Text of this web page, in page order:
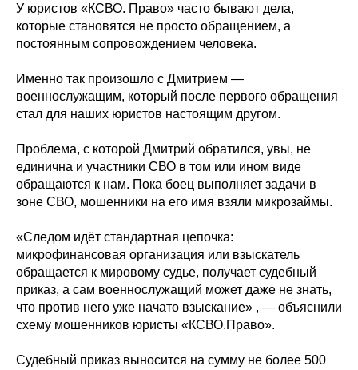
У юристов «КСВО. Право» часто бывают дела,
которые становятся не просто обращением, а
постоянным сопровождением человека.
Именно так произошло с Дмитрием —
военнослужащим, который после первого обращения
стал для наших юристов настоящим другом.
Проблема, с которой Дмитрий обратился, увы, не
единична и участники СВО в том или ином виде
обращаются к нам. Пока боец выполняет задачи в
зоне СВО, мошенники на его имя взяли микрозаймы.
«Следом идёт стандартная цепочка:
микрофинансовая организация или взыскатель
обращается к мировому судье, получает судебный
приказ, а сам военнослужащий может даже не знать,
что против него уже начато взыскание» , — объяснили
схему мошенников юристы «КСВО.Право».
Судебный приказ выносится на сумму не более 500